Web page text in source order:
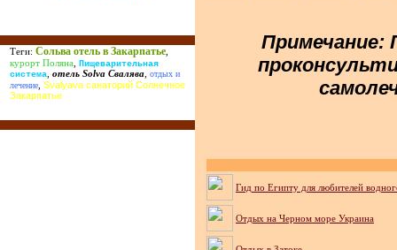
Теги: Сольва отель в Закарпатье
курорт Поляна
Пищеварительная
система отель Solva Свалява отдых и
лечение Svalyava санаторий Солнечное
Закарпатье
Примечание:
Гид по Египту для любителей
Отдых на Черном море Украина